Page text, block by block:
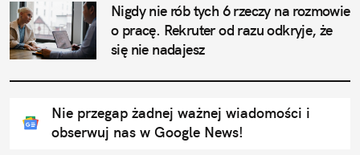
Nigdy nie rób tych 6 rzeczy na rozmowie
o pracę. Rekruter od razu odkryje, że
się nie nadajesz
Nie przegap żadnej ważnej wiadomości i
obserwuj nas w Google News!